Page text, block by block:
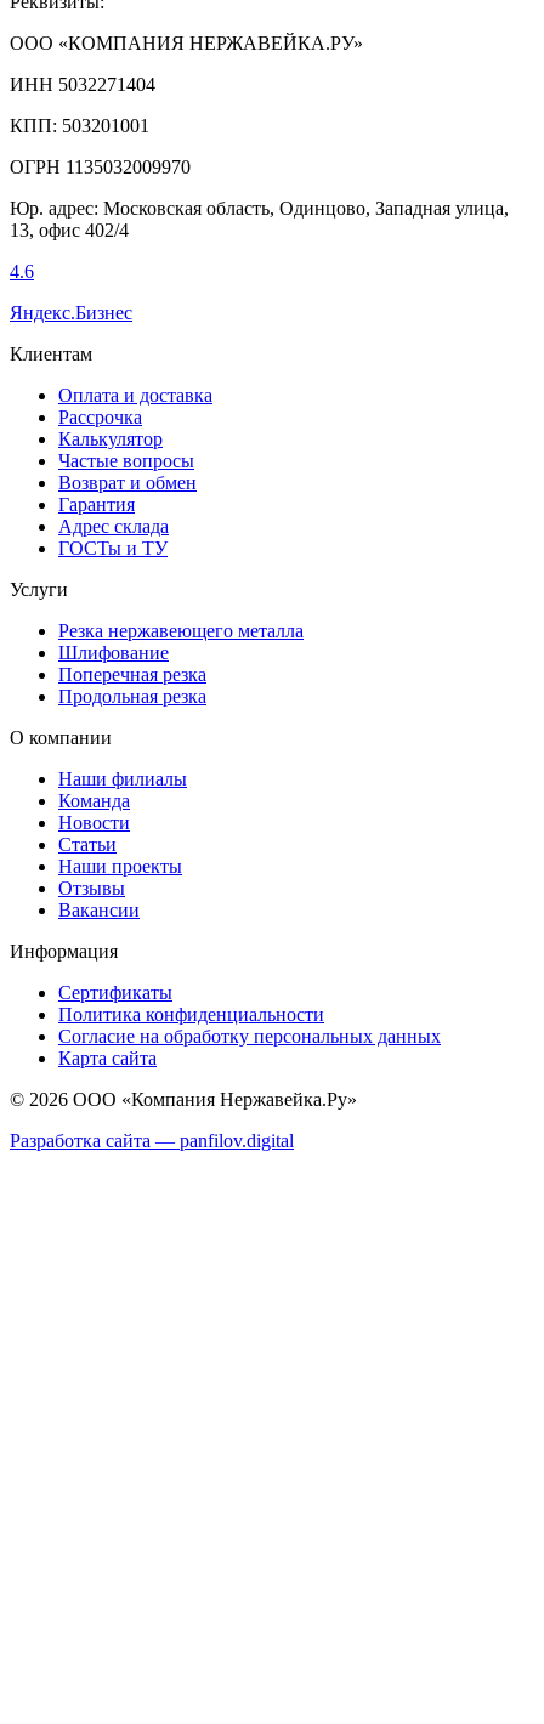
ООО «КОМПАНИЯ НЕРЖАВЕЙКА.РУ»
ИНН 5032271404
КПП: 503201001
ОГРН 1135032009970
Юр. адрес: Московская область, Одинцово, Западная улица,
13, офис 402/4
4.6
Яндекс.Бизнес
Клиентам
Оплата и доставка
Рассрочка
Калькулятор
Частые вопросы
Возврат и обмен
Гарантия
Адрес склада
ГОСТы и ТУ
Услуги
Резка нержавеющего металла
Шлифование
Поперечная резка
Продольная резка
О компании
Наши филиалы
Команда
Новости
Статьи
Наши проекты
Отзывы
Вакансии
Информация
Сертификаты
Политика конфиденциальности
Согласие на обработку персональных данных
Карта сайта
© 2026 ООО «Компания Нержавейка.Ру»
Разработка сайта — panfilov.digital